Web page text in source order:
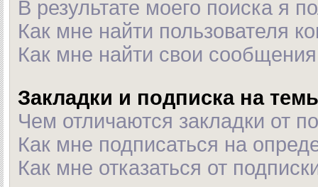
В результате моего поиска я
Как мне найти пользователя
Как мне найти свои
Закладки и подписка на
Чем отличаются закладки от
Как мне подписаться на
Как мне отказаться от